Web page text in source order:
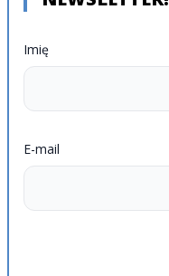
Imię
E-mail